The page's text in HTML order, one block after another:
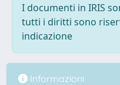
I documenti in IRIS
tutti i diritti sono
indicazione
Informazioni